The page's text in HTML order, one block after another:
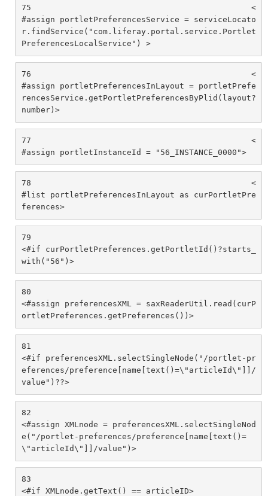
75
#assign portletPreferencesService = serviceLocato
r.findService("com.liferay.portal.service.Portlet
PreferencesLocalService") >
76
#assign portletPreferencesInLayout = portletPrefe
rencesService.getPortletPreferencesByPlid(layout?
number)>
77
#assign portletInstanceId = "56_INSTANCE_0000">
78
#list portletPreferencesInLayout as curPortletPre
ferences>
79
<#if curPortletPreferences.getPortletId()?starts_
80
<#assign preferencesXML = saxReaderUtil.read(curP
ortletPreferences.getPreferences())>
81
<#if preferencesXML.selectSingleNode("/portlet-pr
eferences/preference[name[text()=\"articleId\"]]/
value")??>
82
<#assign XMLnode = preferencesXML.selectSingleNod
e("/portlet-preferences/preference[name[text()=
\"articleId\"]]/value")>
83
<#if XMLnode.getText() == articleID>